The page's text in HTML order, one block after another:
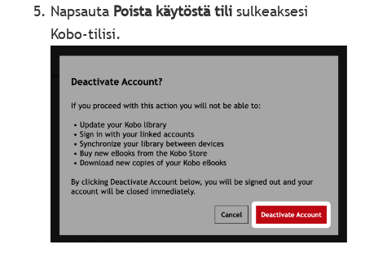
Napsauta Poista käytöstä tili sulkeaksesi
Kobo-tilisi.